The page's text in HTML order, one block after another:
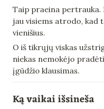
Taip praeina pertrauka.
jau visiems atrodo, kad
vienišius.
O iš tikrųjų viskas
niekas nemokėjo
įgūdžio klausimas.
Ką vaikai išsineša